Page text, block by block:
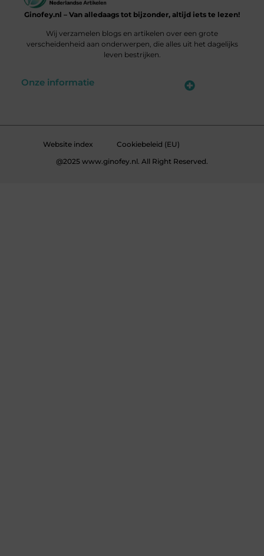
Ginofey.nl – Van alledaags tot bijzonder, altijd iets te lezen!
Wij verzamelen blogs en artikelen over een grote
verscheidenheid aan onderwerpen, die alles uit het dagelijks
leven bestrijken.
Onze informatie
Website index
Cookiebeleid (EU)
@2025 www.ginofey.nl. All Right Reserved.